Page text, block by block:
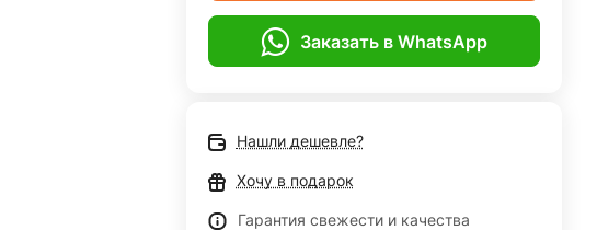
Заказать в WhatsApp
Нашли дешевле?
Хочу в подарок
Гарантия свежести и качества